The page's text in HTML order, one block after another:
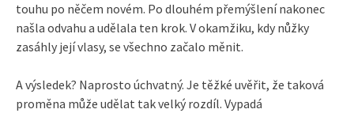
touhu po něčem novém. Po dlouhém přemýšlení nakonec
našla odvahu a udělala ten krok. V okamžiku, kdy nůžky
zasáhly její vlasy, se všechno začalo měnit.
A výsledek? Naprosto úchvatný. Je těžké uvěřit, že taková
proměna může udělat tak velký rozdíl. Vypadá